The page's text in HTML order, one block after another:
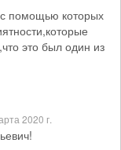
помощью которых
это был один из
2020 г.